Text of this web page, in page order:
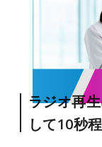
ラジオ再
して10秒